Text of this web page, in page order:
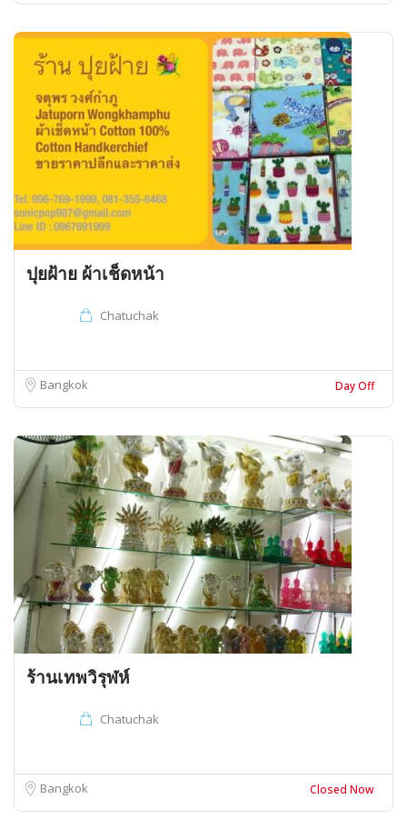
ปุยฝ้าย ผ้าเช็ดหน้า
Chatuchak
Bangkok Day Off
ร้านเทพวิรุฬห์
Chatuchak
Bangkok Closed Now